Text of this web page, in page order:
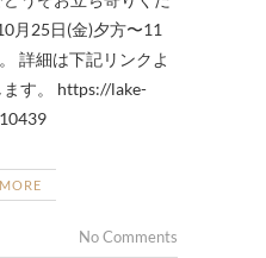
月25日(金)夕方〜11
詳細は下記リンクよ
す。 https://lake-
No Comments